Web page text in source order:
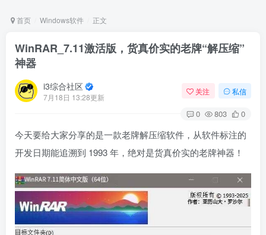
首页 Windows软件 正文
WinRAR_7.11激活版，货真价实的老牌“解压缩”
神器
i3综合社区
7月18日 13:28更新
关注 私信
0 803 0
今天要给大家分享的是一款老牌解压缩软件，从软件标注的
开发日期能追溯到 1993 年，绝对是货真价实的老牌神器！